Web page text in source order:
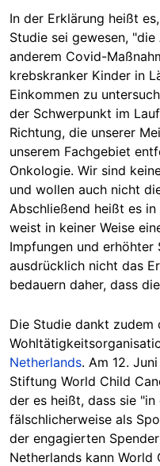
In der Erklärung heißt
Studie sei gewesen,
anderem Covid-
krebskranker Kinder in
Einkommen zu
der Schwerpunkt im
Richtung, die unserer
unserem Fachgebiet
Onkologie. Wir sind
und wollen auch nicht
Abschließend heißt es
weist in keiner Weise
Impfungen und
ausdrücklich nicht das
bedauern daher, dass
Die Studie dankt
Netherlands. Am 12.
Stiftung World Child
der es heißt, dass sie
fälschlicherweise als
der engagierten
Netherlands kann World